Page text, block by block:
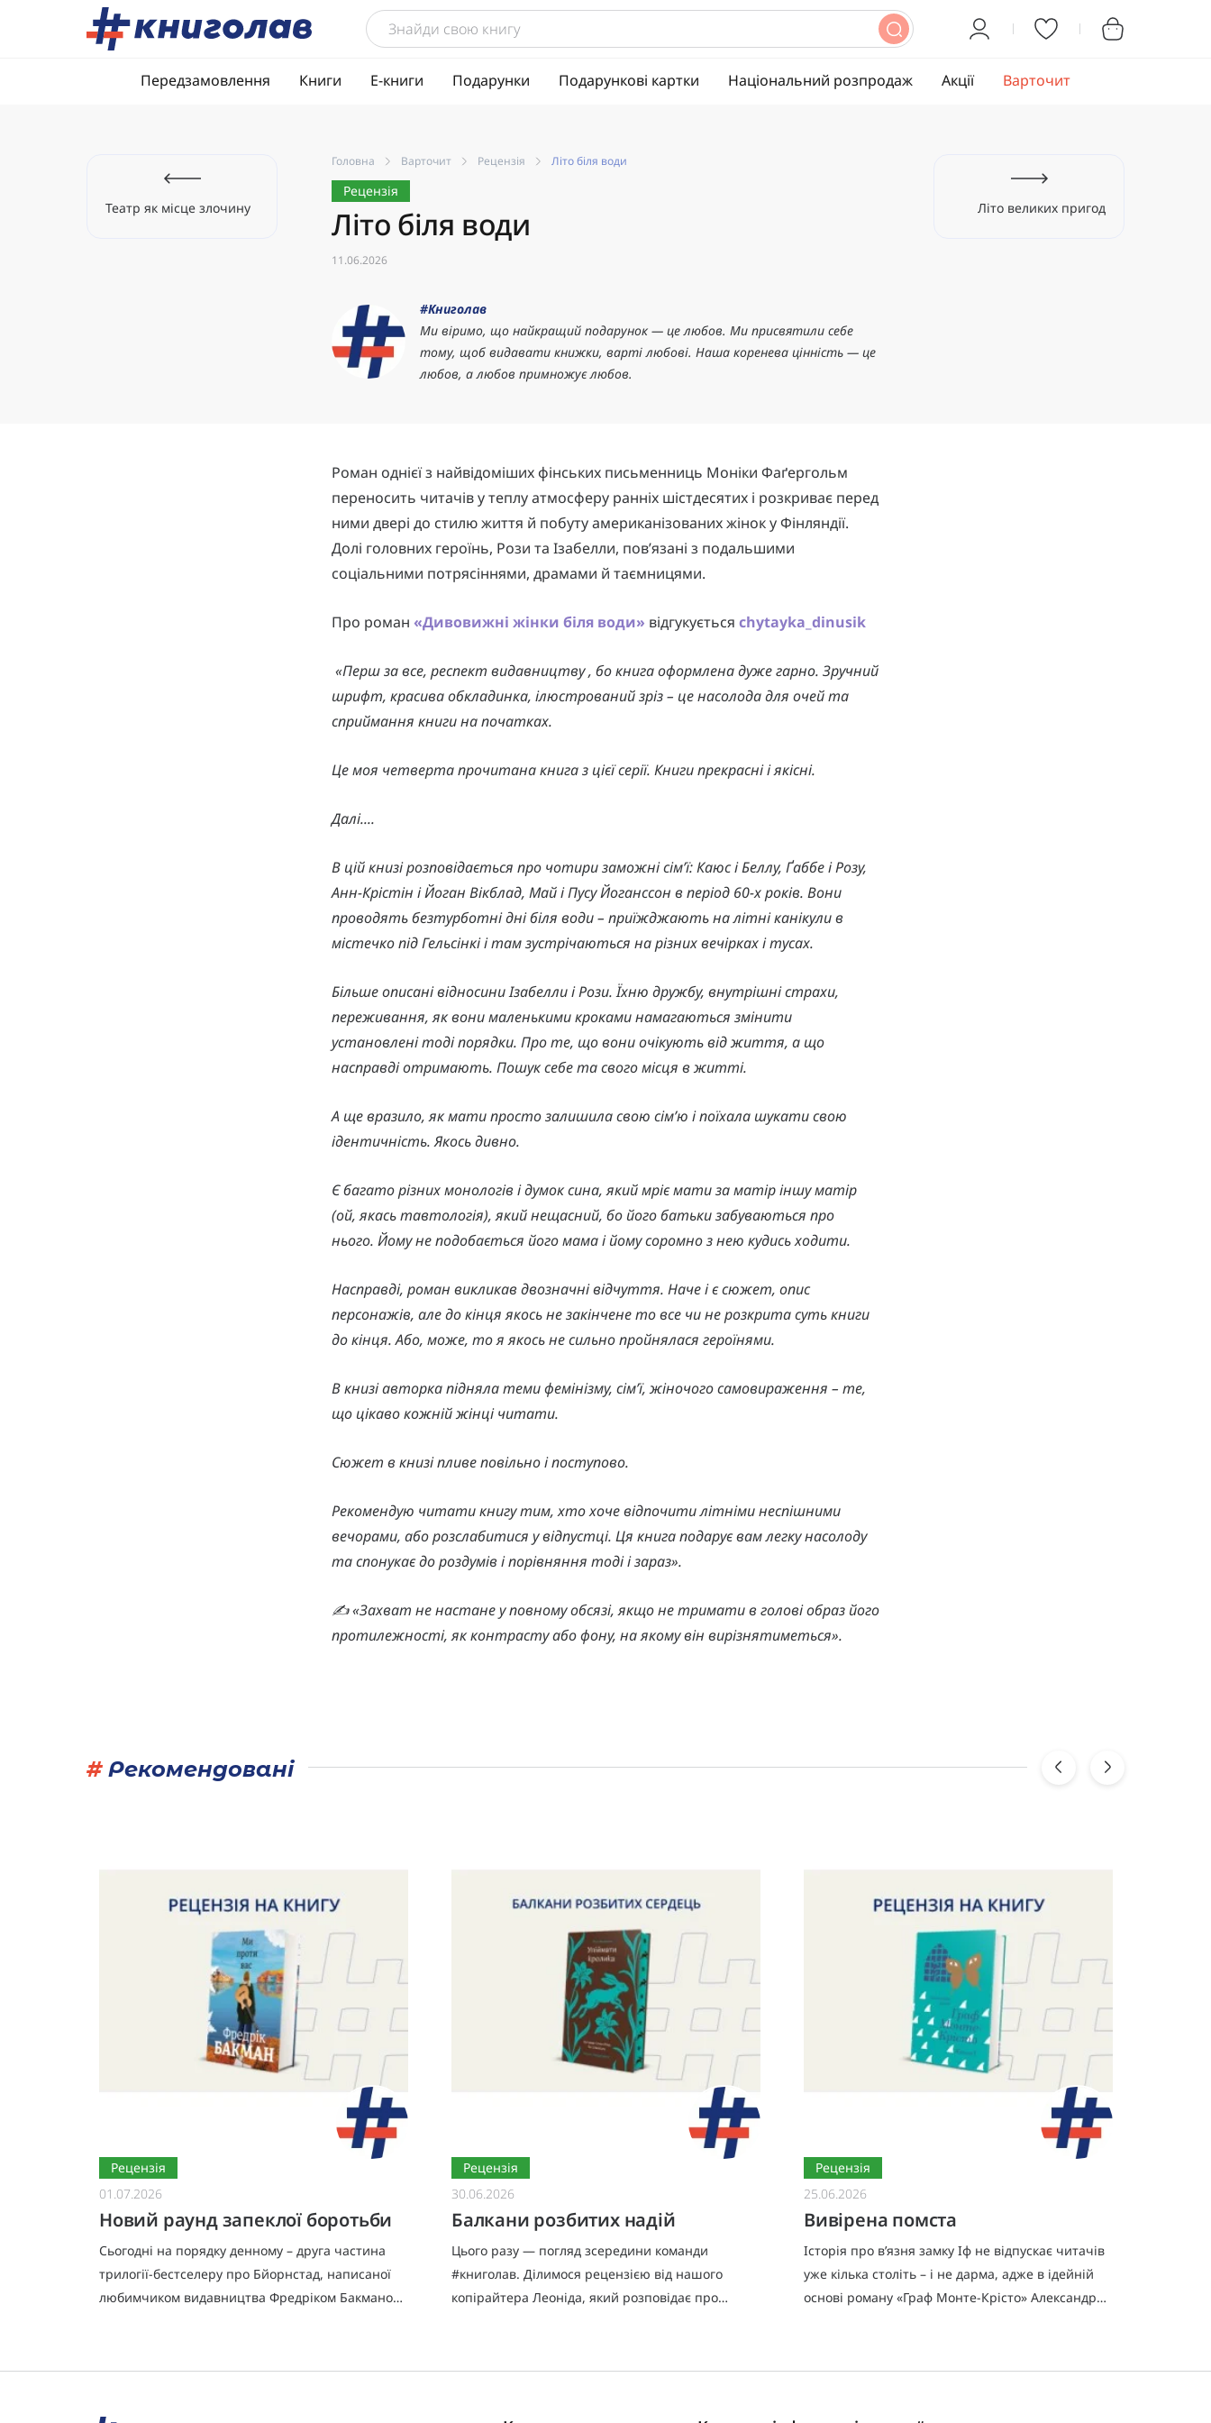
Передзамовлення Книги Е-книги Подарунки Подарункові картки Національний розпродаж Акції Варточит
Театр як місце злочину
Головна Варточит Рецензія Літо біля води
Рецензія
Літо біля води
11.06.2026
#Книголав
Ми віримо, що найкращий подарунок — це любов. Ми присвятили себе
тому, щоб видавати книжки, варті любові. Наша коренева цінність — це
любов, а любов примножує любов.
Літо великих пригод
Роман однієї з найвідоміших фінських письменниць Моніки Фаґергольм
переносить читачів у теплу атмосферу ранніх шістдесятих і розкриває перед
ними двері до стилю життя й побуту американізованих жінок у Фінляндії.
Долі головних героїнь, Рози та Ізабелли, пов’язані з подальшими
соціальними потрясіннями, драмами й таємницями.
Про роман «Дивовижні жінки біля води» відгукується chytayka_dinusik
«Перш за все, респект видавництву , бо книга оформлена дуже гарно. Зручний
шрифт, красива обкладинка, ілюстрований зріз – це насолода для очей та
сприймання книги на початках.
Це моя четверта прочитана книга з цієї серії. Книги прекрасні і якісні.
Далі....
В цій книзі розповідається про чотири заможні сім’ї: Каюс і Беллу, Ґаббе і Розу,
Анн-Крістін і Йоган Вікблад, Май і Пусу Йоганссон в період 60-х років. Вони
проводять безтурботні дні біля води – приїжджають на літні канікули в
містечко під Гельсінкі і там зустрічаються на різних вечірках і тусах.
Більше описані відносини Ізабелли і Рози. Їхню дружбу, внутрішні страхи,
переживання, як вони маленькими кроками намагаються змінити
установлені тоді порядки. Про те, що вони очікують від життя, а що
насправді отримають. Пошук себе та свого місця в житті.
А ще вразило, як мати просто залишила свою сім’ю і поїхала шукати свою
ідентичність. Якось дивно.
Є багато різних монологів і думок сина, який мріє мати за матір іншу матір
(ой, якась тавтологія), який нещасний, бо його батьки забуваються про
нього. Йому не подобається його мама і йому соромно з нею кудись ходити.
Насправді, роман викликав двозначні відчуття. Наче і є сюжет, опис
персонажів, але до кінця якось не закінчене то все чи не розкрита суть книги
до кінця. Або, може, то я якось не сильно пройнялася героїнями.
В книзі авторка підняла теми фемінізму, сім’ї, жіночого самовираження – те,
що цікаво кожній жінці читати.
Сюжет в книзі пливе повільно і поступово.
Рекомендую читати книгу тим, хто хоче відпочити літніми неспішними
вечорами, або розслабитися у відпустці. Ця книга подарує вам легку насолоду
та спонукає до роздумів і порівняння тоді і зараз».
✍️ «Захват не настане у повному обсязі, якщо не тримати в голові образ його
протилежності, як контрасту або фону, на якому він вирізнятиметься».
#Рекомендовані
Рецензія
01.07.2026
Новий раунд запеклої боротьби
Сьогодні на порядку денному – друга частина
трилогії-бестселеру про Бйорнстад, написаної
любимчиком видавництва Фредріком Бакманом.
Рецензія
30.06.2026
Балкани розбитих надій
Цього разу — погляд зсередини команди
#книголав. Ділимося рецензією від нашого
копірайтера Леоніда, який розповідає про
Рецензія
25.06.2026
Вивірена помста
Історія про в’язня замку Іф не відпускає читачів
уже кілька століть – і не дарма, адже в ідейній
основі роману «Граф Монте-Крісто» Александра